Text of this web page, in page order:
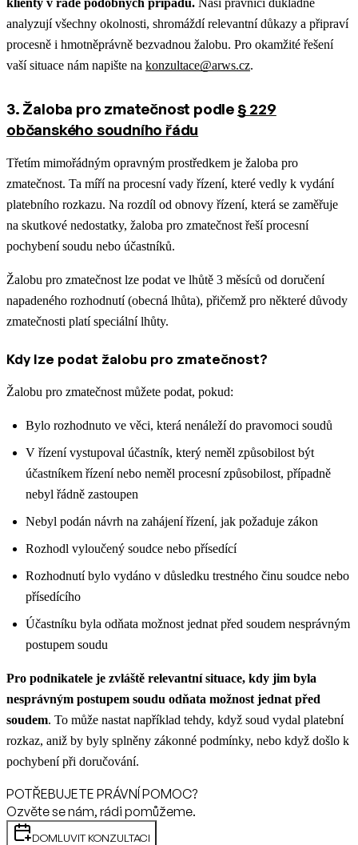
analyzují všechny okolnosti, shromáždí relevantní důkazy a připraví
procesně i hmotněprávně bezvadnou žalobu. Pro okamžité řešení
vaší situace nám napište na konzultace@arws.cz.
3. Žaloba pro zmatečnost podle § 229
občanského soudního řádu
Třetím mimořádným opravným prostředkem je žaloba pro
zmatečnost. Ta míří na procesní vady řízení, které vedly k vydání
platebního rozkazu. Na rozdíl od obnovy řízení, která se zaměřuje
na skutkové nedostatky, žaloba pro zmatečnost řeší procesní
pochybení soudu nebo účastníků.
Žalobu pro zmatečnost lze podat ve lhůtě 3 měsíců od doručení
napadeného rozhodnutí (obecná lhůta), přičemž pro některé důvody
zmatečnosti platí speciální lhůty.
Kdy lze podat žalobu pro zmatečnost?
Žalobu pro zmatečnost můžete podat, pokud:
Bylo rozhodnuto ve věci, která nenáleží do pravomoci soudů
V řízení vystupoval účastník, který neměl způsobilost být
účastníkem řízení nebo neměl procesní způsobilost, případně
nebyl řádně zastoupen
Nebyl podán návrh na zahájení řízení, jak požaduje zákon
Rozhodl vyloučený soudce nebo přísedící
Rozhodnutí bylo vydáno v důsledku trestného činu soudce nebo
přísedícího
Účastníku byla odňata možnost jednat před soudem nesprávným
postupem soudu
Pro podnikatele je zvláště relevantní situace, kdy jim byla
nesprávným postupem soudu odňata možnost jednat před
soudem. To může nastat například tehdy, když soud vydal platební
rozkaz, aniž by byly splněny zákonné podmínky, nebo když došlo k
pochybení při doručování.
POTŘEBUJETE PRÁVNÍ POMOC?
Ozvěte se nám, rádi pomůžeme.
DOMLUVIT KONZULTACI